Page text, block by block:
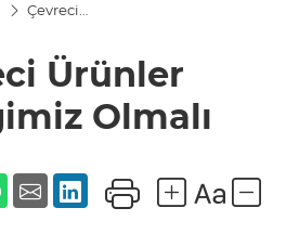
Çevreci
OlmalıÜrünler
Olmalı